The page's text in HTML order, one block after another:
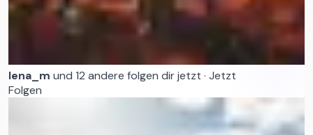
lena_m und 12 andere folgen dir jetzt · Jetzt
Folgen